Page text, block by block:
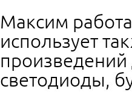
Максим
использует
произведений